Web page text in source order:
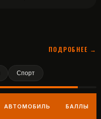
ПОДРОБНЕЕ →
Спорт
АВТОМОБИЛЬ БАЛЛЫ